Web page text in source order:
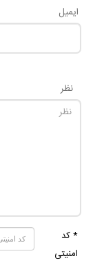
ایمیل
نظر
* کد
امنیتی